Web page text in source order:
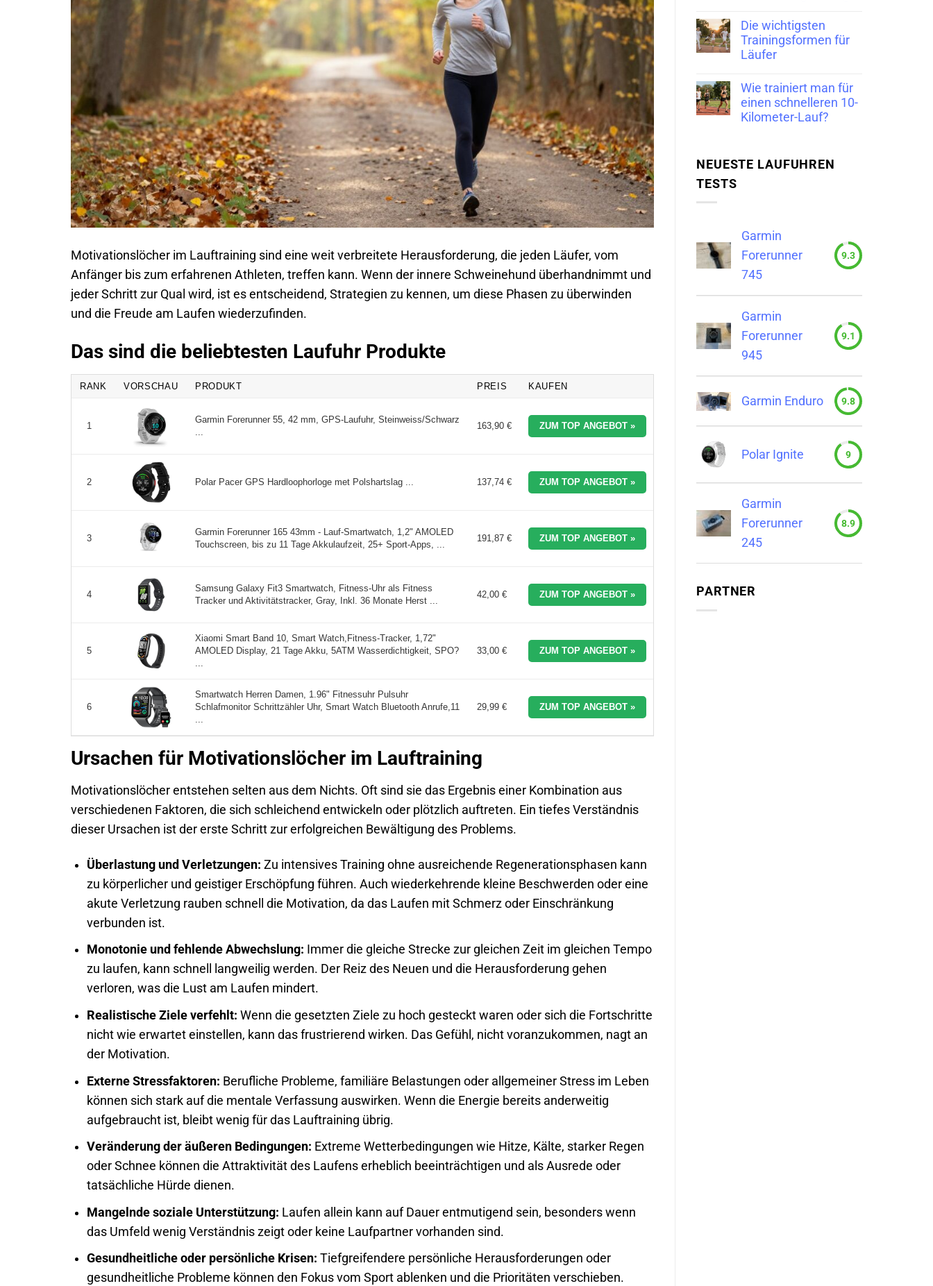
Motivationslöcher im Lauftraining sind eine weit verbreitete Herausforderung, die jeden Läufer, vom
Anfänger bis zum erfahrenen Athleten, treffen kann. Wenn der innere Schweinehund überhandnimmt und
jeder Schritt zur Qual wird, ist es entscheidend, Strategien zu kennen, um diese Phasen zu überwinden
und die Freude am Laufen wiederzufinden.
Das sind die beliebtesten Laufuhr Produkte
RANK VORSCHAU PRODUKT PREIS KAUFEN
1
Garmin Forerunner 55, 42 mm, GPS-Laufuhr, Steinweiss/Schwarz
163,90 € ZUM TOP ANGEBOT »
2 Polar Pacer GPS Hardloophorloge met Polshartslag ... 137,74 € ZUM TOP ANGEBOT »
3
Garmin Forerunner 165 43mm - Lauf-Smartwatch, 1,2" AMOLED
Touchscreen, bis zu 11 Tage Akkulaufzeit, 25+ Sport-Apps, ...
191,87 € ZUM TOP ANGEBOT »
4
Samsung Galaxy Fit3 Smartwatch, Fitness-Uhr als Fitness
Tracker und Aktivitätstracker, Gray, Inkl. 36 Monate Herst ...
42,00 € ZUM TOP ANGEBOT »
5
Xiaomi Smart Band 10, Smart Watch,Fitness-Tracker, 1,72"
AMOLED Display, 21 Tage Akku, 5ATM Wasserdichtigkeit, SPO?
33,00 € ZUM TOP ANGEBOT »
6
Smartwatch Herren Damen, 1.96" Fitnessuhr Pulsuhr
Schlafmonitor Schrittzähler Uhr, Smart Watch Bluetooth Anrufe,11
29,99 € ZUM TOP ANGEBOT »
Ursachen für Motivationslöcher im Lauftraining
Motivationslöcher entstehen selten aus dem Nichts. Oft sind sie das Ergebnis einer Kombination aus
verschiedenen Faktoren, die sich schleichend entwickeln oder plötzlich auftreten. Ein tiefes Verständnis
dieser Ursachen ist der erste Schritt zur erfolgreichen Bewältigung des Problems.
Überlastung und Verletzungen: Zu intensives Training ohne ausreichende Regenerationsphasen kann
zu körperlicher und geistiger Erschöpfung führen. Auch wiederkehrende kleine Beschwerden oder eine
akute Verletzung rauben schnell die Motivation, da das Laufen mit Schmerz oder Einschränkung
verbunden ist.
Monotonie und fehlende Abwechslung: Immer die gleiche Strecke zur gleichen Zeit im gleichen Tempo
zu laufen, kann schnell langweilig werden. Der Reiz des Neuen und die Herausforderung gehen
verloren, was die Lust am Laufen mindert.
Realistische Ziele verfehlt: Wenn die gesetzten Ziele zu hoch gesteckt waren oder sich die Fortschritte
nicht wie erwartet einstellen, kann das frustrierend wirken. Das Gefühl, nicht voranzukommen, nagt an
der Motivation.
Externe Stressfaktoren: Berufliche Probleme, familiäre Belastungen oder allgemeiner Stress im Leben
können sich stark auf die mentale Verfassung auswirken. Wenn die Energie bereits anderweitig
aufgebraucht ist, bleibt wenig für das Lauftraining übrig.
Veränderung der äußeren Bedingungen: Extreme Wetterbedingungen wie Hitze, Kälte, starker Regen
oder Schnee können die Attraktivität des Laufens erheblich beeinträchtigen und als Ausrede oder
tatsächliche Hürde dienen.
Mangelnde soziale Unterstützung: Laufen allein kann auf Dauer entmutigend sein, besonders wenn
das Umfeld wenig Verständnis zeigt oder keine Laufpartner vorhanden sind.
Gesundheitliche oder persönliche Krisen: Tiefgreifendere persönliche Herausforderungen oder
gesundheitliche Probleme können den Fokus vom Sport ablenken und die Prioritäten verschieben.
Die wichtigsten
Trainingsformen für
Läufer
Wie trainiert man für
einen schnelleren 10-
Kilometer-Lauf?
NEUESTE LAUFUHREN
TESTS
Garmin
Forerunner
745
9.3
Garmin
Forerunner
945
9.1
Garmin Enduro 9.8
Polar Ignite 9
Garmin
Forerunner
245
8.9
PARTNER